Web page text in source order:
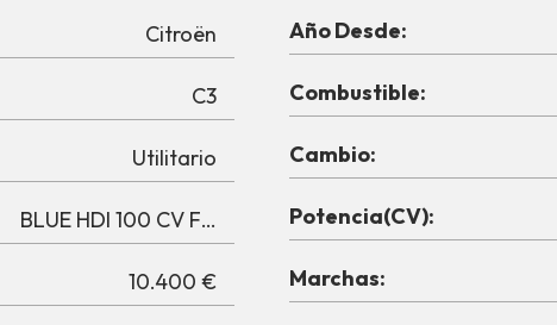
Citroën
C3
Utilitario
BLUE HDI 100 CV FEEL PACK
10.400 €
Año Desde:
Combustible:
Cambio:
Potencia(CV):
Marchas: